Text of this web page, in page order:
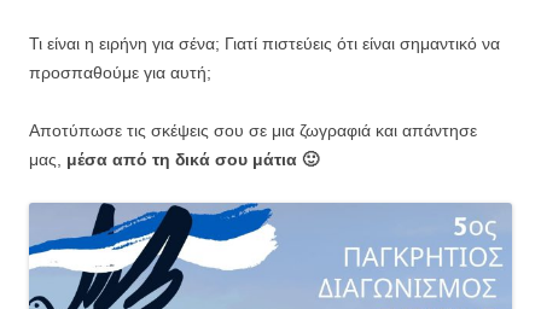
Τι είναι η ειρήνη για σένα; Γιατί πιστεύεις ότι είναι σημαντικό να
προσπαθούμε για αυτή;
Αποτύπωσε τις σκέψεις σου σε μια ζωγραφιά και απάντησε
μας, μέσα από τη δικά σου μάτια 🙂